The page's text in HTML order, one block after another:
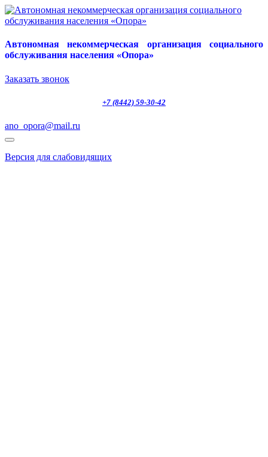
Автономная некоммерческая организация социального
обслуживания населения «Опора»
Заказать звонок
+7 (8442) 59-30-42
ano_opora@mail.ru
Версия для слабовидящих